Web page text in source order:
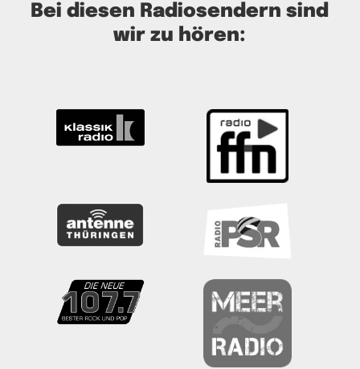
Bei diesen Radiosendern sind
wir zu hören: